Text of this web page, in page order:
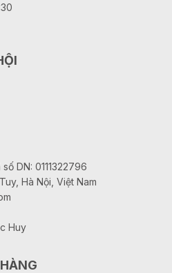
DN: 0111322796
Hà Nội, Việt Nam
Huy